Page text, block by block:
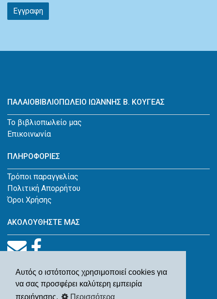
Αυτός ο ιστότοπος χρησιμοποιεί cookies για
να σας προσφέρει καλύτερη εμπειρία
περιήγησης.
Περισσότερα
Εγγραφη
ΠΑΛΑΙΟΒΙΒΛΙΟΠΩΛΕΙΟ ΙΩΆΝΝΗΣ Β. ΚΟΥΓΕΑΣ
Το βιβλιοπωλείο μας
Επικοινωνία
ΠΛΗΡΟΦΟΡΙΕΣ
Τρόποι παραγγελίας
Πολιτική Απορρήτου
Όροι Χρήσης
ΑΚΟΛΟΥΘΗΣΤΕ ΜΑΣ